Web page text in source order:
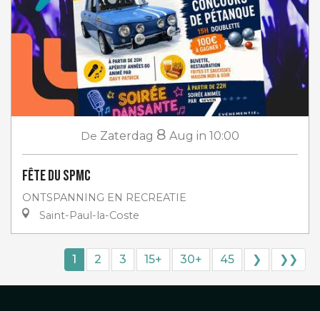
De Zaterdag 8 Aug in 10:00
Fête du SPMC
ONTSPANNING EN RECREATIE
Saint-Paul-la-Coste
1 2 3 15+ 30+ 45 ❯ ❯❯